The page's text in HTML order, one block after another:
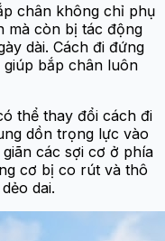
chân không chỉ phụ
mà còn bị tác động
dài. Cách đi đứng
bắp chân luôn
thể thay đổi cách đi
dồn trọng lực vào
các sợi cơ ở phía
cơ bị co rút và thô
dai.